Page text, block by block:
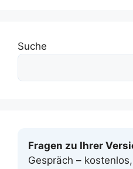
Suche
Fragen zu Ihrer
Gespräch –